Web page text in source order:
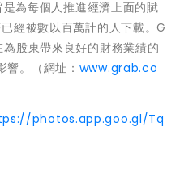
為每個人推進經濟上面的賦
經被數以百萬計的人下載。G
股東帶來良好的財務業績的
。（網址： www.grab.co
photos.app.goo.gl/Tq